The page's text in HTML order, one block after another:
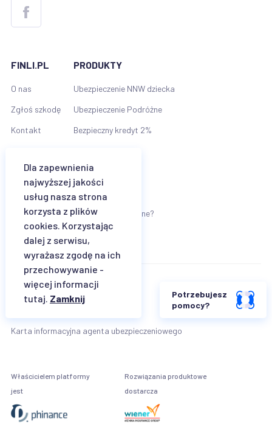
FINLI.PL
O nas
Zgłoś szkodę
Kontakt
PRODUKTY
Ubezpieczenie NNW dziecka
Ubezpieczenie Podróżne
Bezpieczny kredyt 2%
JAK WYBRAĆ?
Jak wybrać ubezpieczenie dziecka?
Jak wybrać ubezpieczenie turystyczne?
Regulamin
Karta informacyjna agenta ubezpieczeniowego
Właścicielem platformy
jest
Rozwiązania produktowe
dostarcza
Potrzebujesz
pomocy?
Dla zapewnienia
najwyższej jakości
usług nasza strona
korzysta z plików
cookies. Korzystając
dalej z serwisu,
wyrażasz zgodę na ich
przechowywanie -
więcej informacji
tutaj. Zamknij